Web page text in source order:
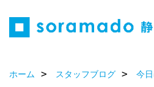
ホーム スタッフブログ 今